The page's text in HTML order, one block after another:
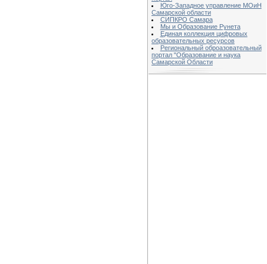
Юго-Западное управление МОиН
Самарской области
СИПКРО Самара
Мы и Образование Рунета
Единая коллекция цифровых
образовательных ресурсов
Региональный оброазовательный
портал "Образование и наука
Самарской Области